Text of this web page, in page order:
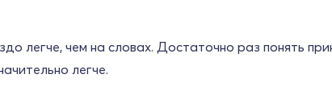
легче, чем на словах. Достаточно раз понять
легче.